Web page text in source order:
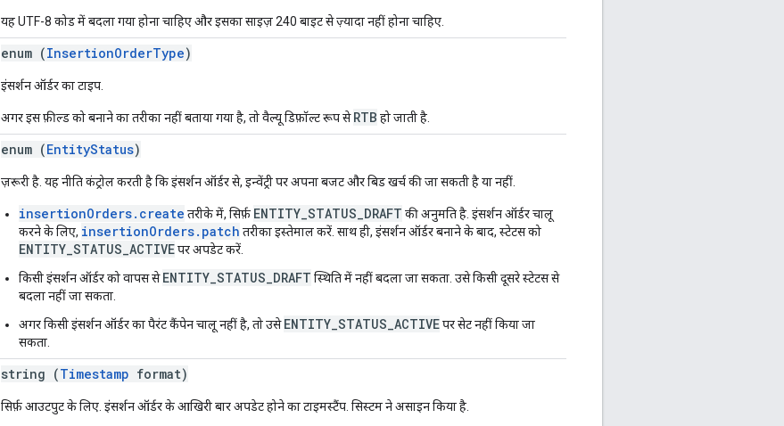
यह UTF-8 कोड में बदला गया होना चाहिए और इसका साइज़ 240 बाइट से ज़्यादा नहीं होना चाहिए.
enum (InsertionOrderType)
इंसर्शन ऑर्डर का टाइप.
अगर इस फ़ील्ड को बनाने का तरीका नहीं बताया गया है, तो वैल्यू डिफ़ॉल्ट रूप सेRTB हो जाती है.
enum (EntityStatus)
ज़रूरी है. यह नीति कंट्रोल करती है कि इंसर्शन ऑर्डर से, इन्वेंट्री पर अपना बजट और बिड खर्च की जा सकती है या नहीं.
insertionOrders.create तरीके में, सिर्फ़ ENTITY_STATUS_DRAFT की अनुमति है. इंसर्शन ऑर्डर चालू
करने के लिए, insertionOrders.patch तरीका इस्तेमाल करें. साथ ही, इंसर्शन ऑर्डर बनाने के बाद, स्टेटस को
ENTITY_STATUS_ACTIVEपर अपडेट करें.
किसी इंसर्शन ऑर्डर को वापस सेENTITY_STATUS_DRAFT स्थिति में नहीं बदला जा सकता. उसे किसी दूसरे स्टेटस से
बदला नहीं जा सकता.
अगर किसी इंसर्शन ऑर्डर का पैरंट कैंपेन चालू नहीं है, तो उसेENTITY_STATUS_ACTIVEपर सेट नहीं किया जा
सकता.
string (Timestamp format)
सिर्फ़ आउटपुट के लिए. इंसर्शन ऑर्डर के आखिरी बार अपडेट होने का टाइमस्टैंप. सिस्टम ने असाइन किया है.